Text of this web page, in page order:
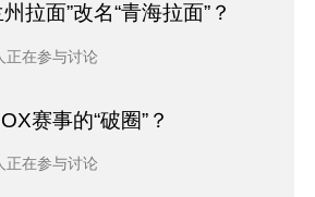
拉面”改名“青海拉面”？
正在参与讨论
赛事的“破圈”？
正在参与讨论